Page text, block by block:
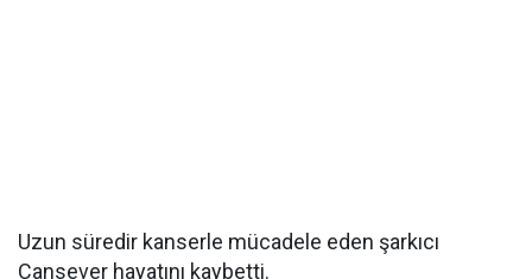
Uzun süredir kanserle mücadele eden şarkıcı
Cansever hayatını kaybetti.